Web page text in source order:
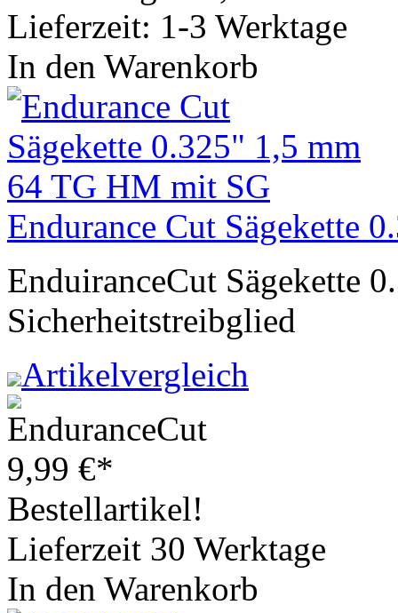
Lieferzeit: 1-3 Werktage
In den Warenkorb
Endurance Cut Sägekette
EnduiranceCut Sägekette
Sicherheitstreibglied
Artikelvergleich
9,99 €*
Bestellartikel!
Lieferzeit 30 Werktage
In den Warenkorb